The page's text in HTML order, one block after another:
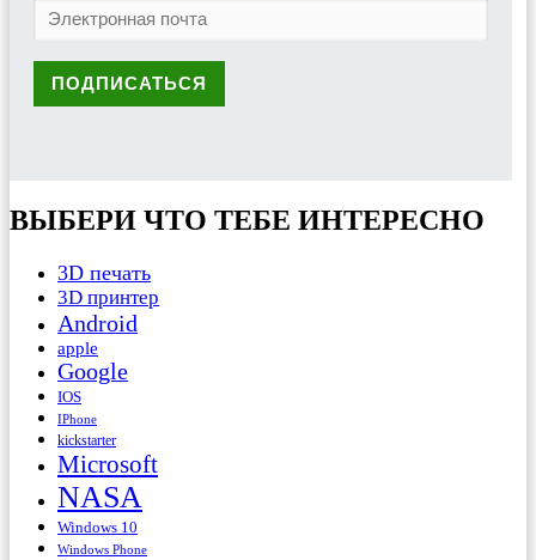
ВЫБЕРИ ЧТО ТЕБЕ ИНТЕРЕСНО
3D печать
3D принтер
Android
apple
Google
IOS
IPhone
kickstarter
Microsoft
NASA
Windows 10
Windows Phone